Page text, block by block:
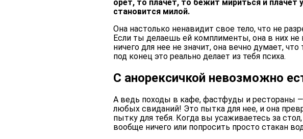
орет, то плачет, то бежит мириться и плачет
становится милой.
Она настолько ненавидит свое тело, что не
Если ты делаешь ей комплименты, она в них
ничего для нее не значит, она вечно думает,
под конец это реально делает из тебя психа.
С анорексичкой невозможно
А ведь походы в кафе, фастфуды и рестораны
любых свиданий! Это пытка для нее, и она
пытку для тебя. Когда вы усаживаетесь за
вообще ничего или попросить просто стакан